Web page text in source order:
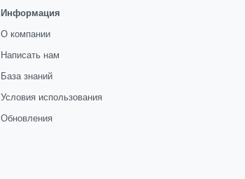
Информация
О компании
Написать нам
База знаний
Условия использования
Обновления